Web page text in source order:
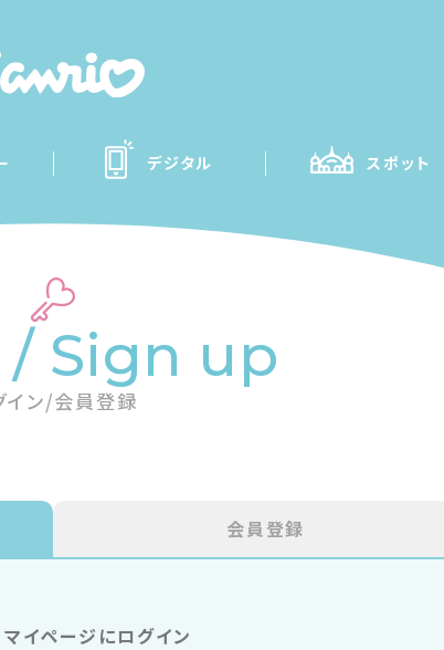
デジタル スポット
Sign up
イン/会員登録
会員登録
イページにログイン